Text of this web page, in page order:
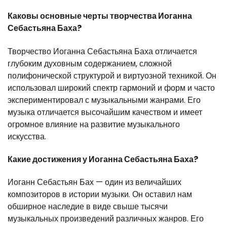
Каковы основные черты творчества Иоганна
Себастьяна Баха?
Творчество Иоганна Себастьяна Баха отличается
глубоким духовным содержанием, сложной
полифонической структурой и виртуозной техникой. Он
использовал широкий спектр гармоний и форм и часто
экспериментировал с музыкальными жанрами. Его
музыка отличается высочайшим качеством и имеет
огромное влияние на развитие музыкального
искусства.
Какие достижения у Иоганна Себастьяна Баха?
Иоганн Себастьян Бах — один из величайших
композиторов в истории музыки. Он оставил нам
обширное наследие в виде свыше тысячи
музыкальных произведений различных жанров. Его